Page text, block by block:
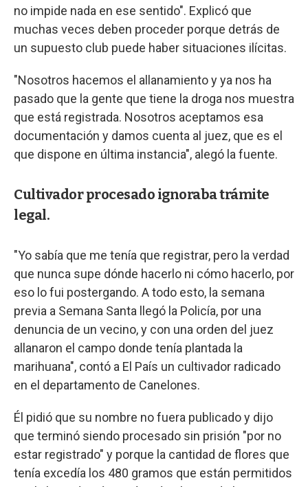
no impide nada en ese sentido". Explicó que
muchas veces deben proceder porque detrás de
un supuesto club puede haber situaciones ilícitas.
"Nosotros hacemos el allanamiento y ya nos ha
pasado que la gente que tiene la droga nos muestra
que está registrada. Nosotros aceptamos esa
documentación y damos cuenta al juez, que es el
que dispone en última instancia", alegó la fuente.
Cultivador procesado ignoraba trámite
legal.
"Yo sabía que me tenía que registrar, pero la verdad
que nunca supe dónde hacerlo ni cómo hacerlo, por
eso lo fui postergando. A todo esto, la semana
previa a Semana Santa llegó la Policía, por una
denuncia de un vecino, y con una orden del juez
allanaron el campo donde tenía plantada la
marihuana", contó a El País un cultivador radicado
en el departamento de Canelones.
Él pidió que su nombre no fuera publicado y dijo
que terminó siendo procesado sin prisión "por no
estar registrado" y porque la cantidad de flores que
tenía excedía los 480 gramos que están permitidos